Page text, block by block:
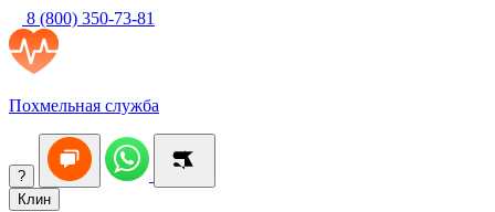
8 (800) 350-73-81
Похмельная служба
?
Клин